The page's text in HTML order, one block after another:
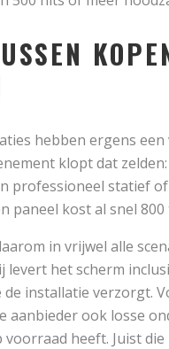
hebben ergens
klopt dat
professioneel statief
paneel kost al snel 800
in vrijwel alle
het scherm
de installatie verzorgt.
aanbieder ook losse
voorraad heeft. Juist